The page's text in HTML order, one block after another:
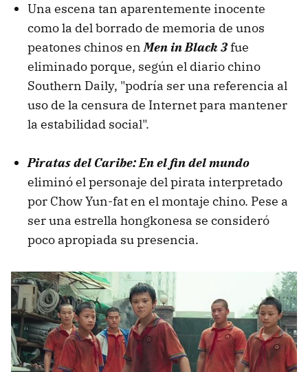
Una escena tan aparentemente inocente
como la del borrado de memoria de unos
peatones chinos enMen in Black 3fue
eliminado porque, según el diario chino
Southern Daily, "podría ser una referencia al
uso de la censura de Internet para mantener
la estabilidad social".
Piratas del Caribe: En el fin del mundo
eliminó el personaje del pirata interpretado
por Chow Yun-fat en el montaje chino. Pese a
ser una estrella hongkonesa se consideró
poco apropiada su presencia.